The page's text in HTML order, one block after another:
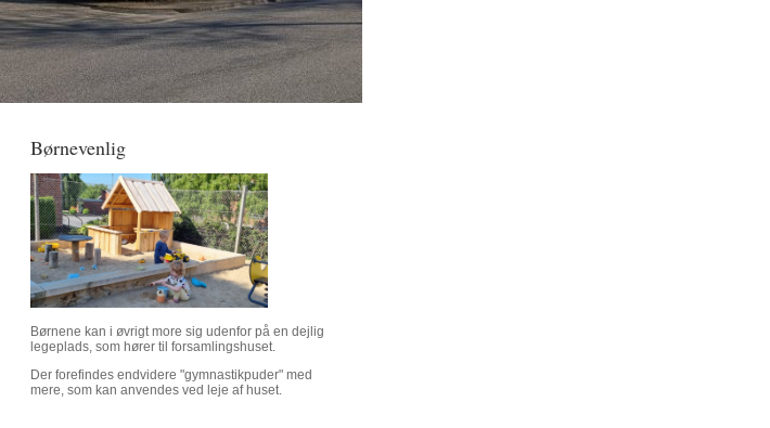
Børnevenlig
Børnene kan i øvrigt more sig udenfor på en dejlig
legeplads, som hører til forsamlingshuset.
Der forefindes endvidere "gymnastikpuder" med
mere, som kan anvendes ved leje af huset.